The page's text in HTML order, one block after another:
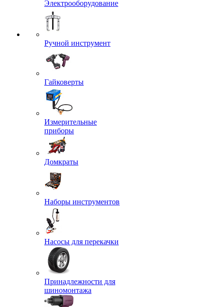
Электрооборудование
Ручной инструмент
Гайковерты
Измерительные
приборы
Домкраты
Наборы инструментов
Насосы для перекачки
Принадлежности для
шиномонтажа